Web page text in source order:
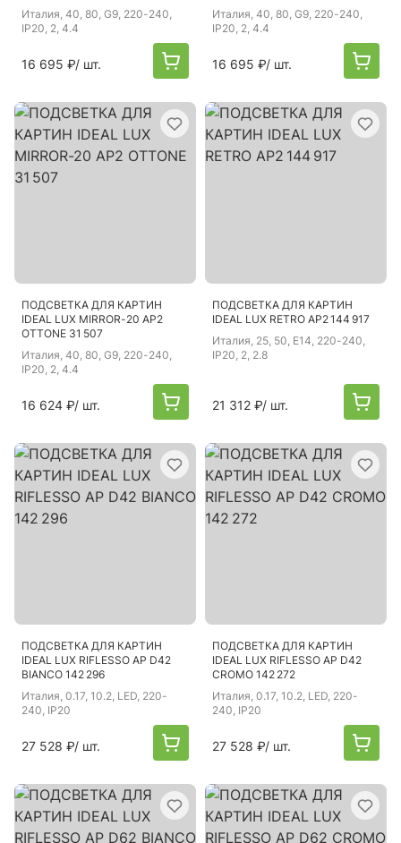
Италия, 40, 80, G9, 220-240,
IP20, 2, 4.4
16 695 ₽/ шт.
Италия, 40, 80, G9, 220-240,
IP20, 2, 4.4
16 695 ₽/ шт.
ПОДСВЕТКА ДЛЯ КАРТИН
IDEAL LUX MIRROR-20 AP2
OTTONE 31 507
Италия, 40, 80, G9, 220-240,
IP20, 2, 4.4
16 624 ₽/ шт.
ПОДСВЕТКА ДЛЯ КАРТИН
IDEAL LUX RETRO AP2 144 917
Италия, 25, 50, E14, 220-240,
IP20, 2, 2.8
21 312 ₽/ шт.
ПОДСВЕТКА ДЛЯ КАРТИН
IDEAL LUX RIFLESSO AP D42
BIANCO 142 296
Италия, 0.17, 10.2, LED, 220-
240, IP20
27 528 ₽/ шт.
ПОДСВЕТКА ДЛЯ КАРТИН
IDEAL LUX RIFLESSO AP D42
CROMO 142 272
Италия, 0.17, 10.2, LED, 220-
240, IP20
27 528 ₽/ шт.